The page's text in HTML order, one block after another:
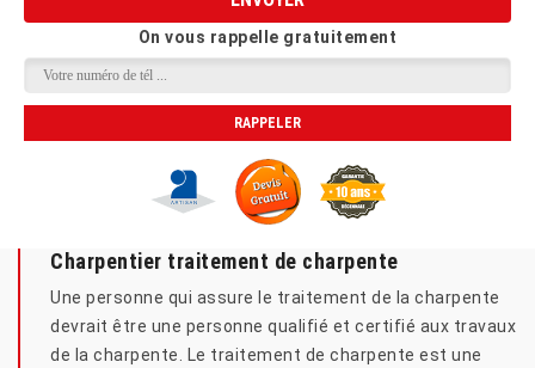
On vous rappelle gratuitement
Charpentier traitement de charpente
Une personne qui assure le traitement de la charpente
devrait être une personne qualifié et certifié aux travaux
de la charpente. Le traitement de charpente est une